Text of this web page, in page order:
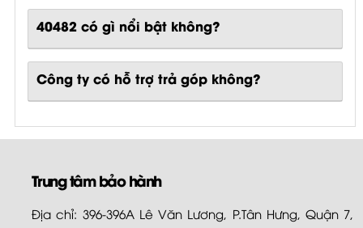
40482có gì nổi bật không?
Công ty có hỗ trợ trả góp không?
Trung tâm bảo hành
Địa chỉ: 396-396A Lê Văn Lương, P.Tân Hưng, Quận 7,